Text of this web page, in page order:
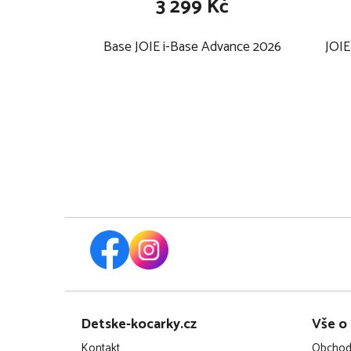
Base JOIE i-Base Advance 2026
3 299 Kč
Detske-kocarky.cz Vše